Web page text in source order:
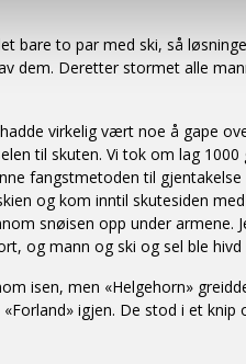
bare to par med ski, så
dem. Deretter stormet alle
virkelig vært noe å gape
til skuten. Vi tok om lag 1000
fangstmetoden til gjentakelse
og kom inntil skutesiden
snøisen opp under armene.
og mann og ski og sel ble hivd
isen, men «Helgehorn»
igjen. De stod i et knip